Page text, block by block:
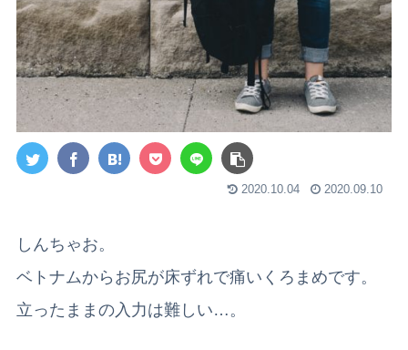
2020.10.04 2020.09.10
しんちゃお。
ベトナムからお尻が床ずれで痛いくろまめです。
立ったままの入力は難しい…。